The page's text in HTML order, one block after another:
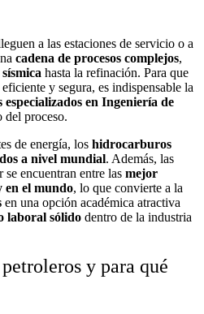
a las estaciones de servicio o a
cadena de procesos complejos,
hasta la refinación. Para que
y segura, es indispensable la
especializados en Ingeniería de
del proceso.
de energía, los hidrocarburos
a nivel mundial. Además, las
se encuentran entre las mejor
en el mundo, lo que convierte a la
en una opción académica atractiva
laboral sólido dentro de la industria
y para qué